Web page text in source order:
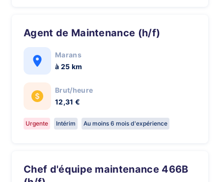
Agent de Maintenance (h/f)
Marans
à 25 km
Brut/heure
12,31 €
Urgente Intérim Au moins 6 mois d'expérience
Chef d'équipe maintenance 466B